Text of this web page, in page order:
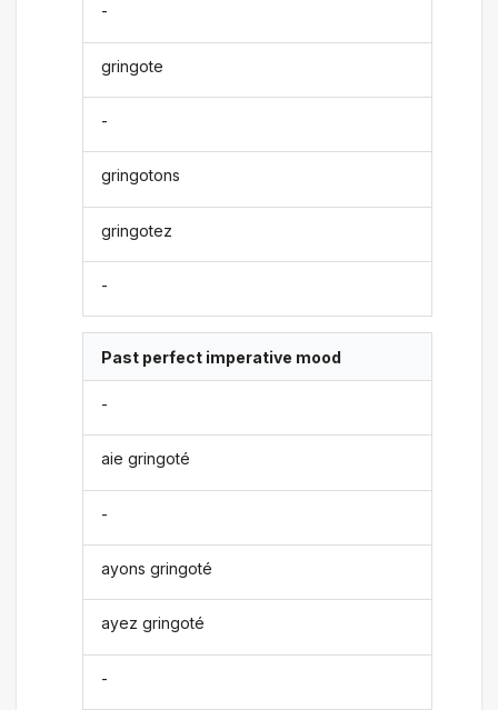
-
gringote
-
gringotons
gringotez
-
Past perfect imperative mood
-
aie gringoté
-
ayons gringoté
ayez gringoté
-